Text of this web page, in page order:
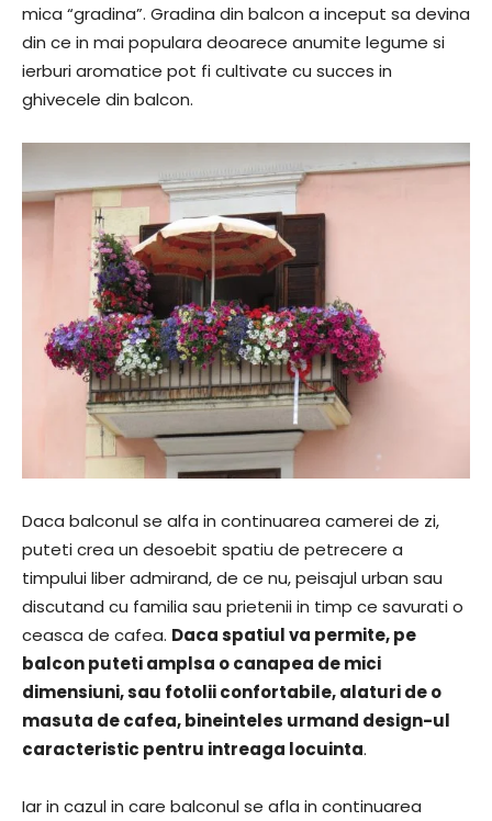
mica “gradina”. Gradina din balcon a inceput sa devina
din ce in mai populara deoarece anumite legume si
ierburi aromatice pot fi cultivate cu succes in
ghivecele din balcon.
Daca balconul se alfa in continuarea camerei de zi,
puteti crea un desoebit spatiu de petrecere a
timpului liber admirand, de ce nu, peisajul urban sau
discutand cu familia sau prietenii in timp ce savurati o
ceasca de cafea. Daca spatiul va permite, pe
balcon puteti amplsa o canapea de mici
dimensiuni, sau fotolii confortabile, alaturi de o
masuta de cafea, bineinteles urmand design-ul
caracteristic pentru intreaga locuinta.
Iar in cazul in care balconul se afla in continuarea